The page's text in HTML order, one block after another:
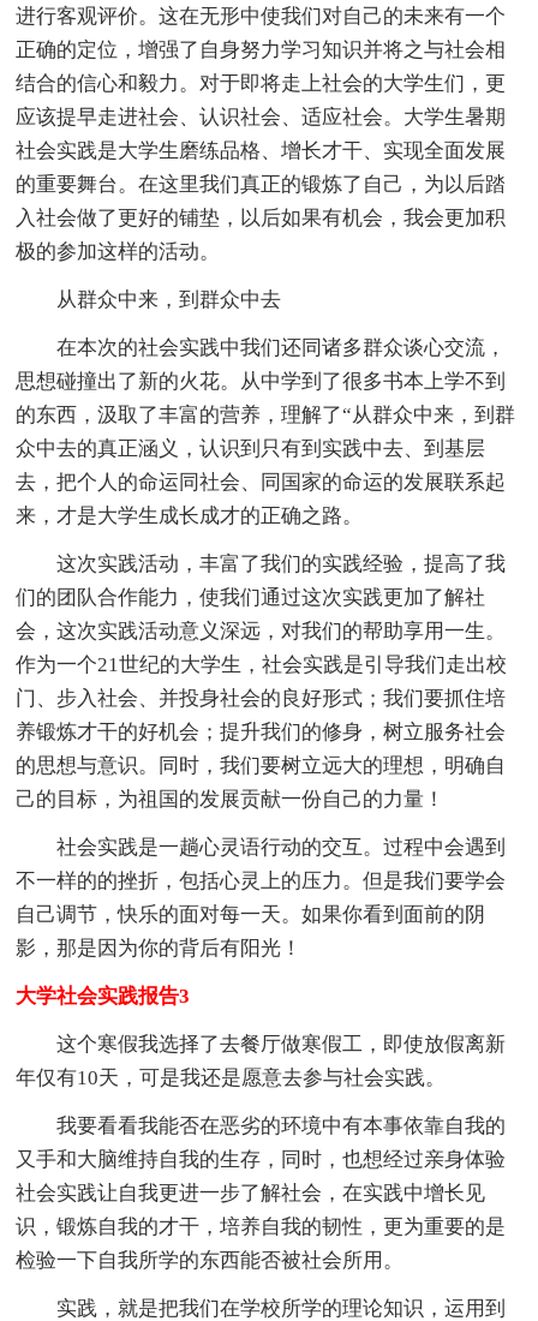
进行客观评价。这在无形中使我们对自己的未来有一个
正确的定位，增强了自身努力学习知识并将之与社会相
结合的信心和毅力。对于即将走上社会的大学生们，更
应该提早走进社会、认识社会、适应社会。大学生暑期
社会实践是大学生磨练品格、增长才干、实现全面发展
的重要舞台。在这里我们真正的锻炼了自己，为以后踏
入社会做了更好的铺垫，以后如果有机会，我会更加积
极的参加这样的活动。
从群众中来，到群众中去
在本次的社会实践中我们还同诸多群众谈心交流，
思想碰撞出了新的火花。从中学到了很多书本上学不到
的东西，汲取了丰富的营养，理解了“从群众中来，到群
众中去的真正涵义，认识到只有到实践中去、到基层
去，把个人的命运同社会、同国家的命运的发展联系起
来，才是大学生成长成才的正确之路。
这次实践活动，丰富了我们的实践经验，提高了我
们的团队合作能力，使我们通过这次实践更加了解社
会，这次实践活动意义深远，对我们的帮助享用一生。
作为一个21世纪的大学生，社会实践是引导我们走出校
门、步入社会、并投身社会的良好形式；我们要抓住培
养锻炼才干的好机会；提升我们的修身，树立服务社会
的思想与意识。同时，我们要树立远大的理想，明确自
己的目标，为祖国的发展贡献一份自己的力量！
社会实践是一趟心灵语行动的交互。过程中会遇到
不一样的的挫折，包括心灵上的压力。但是我们要学会
自己调节，快乐的面对每一天。如果你看到面前的阴
影，那是因为你的背后有阳光！
大学社会实践报告3
这个寒假我选择了去餐厅做寒假工，即使放假离新
年仅有10天，可是我还是愿意去参与社会实践。
我要看看我能否在恶劣的环境中有本事依靠自我的
又手和大脑维持自我的生存，同时，也想经过亲身体验
社会实践让自我更进一步了解社会，在实践中增长见
识，锻炼自我的才干，培养自我的韧性，更为重要的是
检验一下自我所学的东西能否被社会所用。
实践，就是把我们在学校所学的理论知识，运用到